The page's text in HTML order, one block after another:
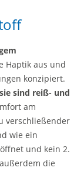
Haptik aus und
konzipiert.
sind reiß- und
am
verschließender
wie ein
und kein 2.
die